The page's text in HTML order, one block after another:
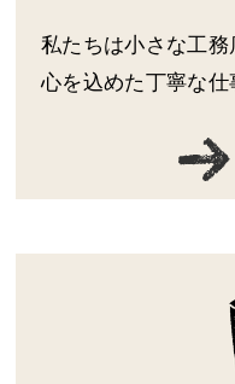
私たちは小さな工
心を込めた丁寧な仕